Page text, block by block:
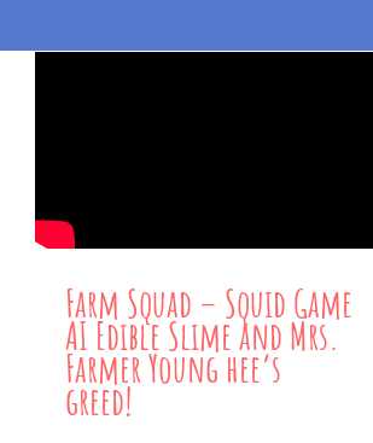
Farm Squad – Squid Game
AI Edible Slime and Mrs.
Farmer Young hee’s
greed!